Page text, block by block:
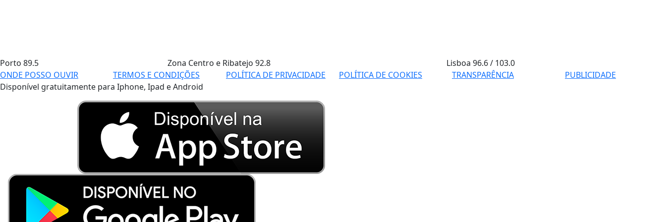
Porto 89.5 Zona Centro e Ribatejo 92.8 Lisboa96.6 / 103.0
ONDE POSSO OUVIR
TERMOS E CONDIÇÕES POLÍTICA DE PRIVACIDADE POLÍTICA DE COOKIES TRANSPARÊNCIA
PUBLICIDADE
Disponível gratuitamente para Iphone, Ipad e Android